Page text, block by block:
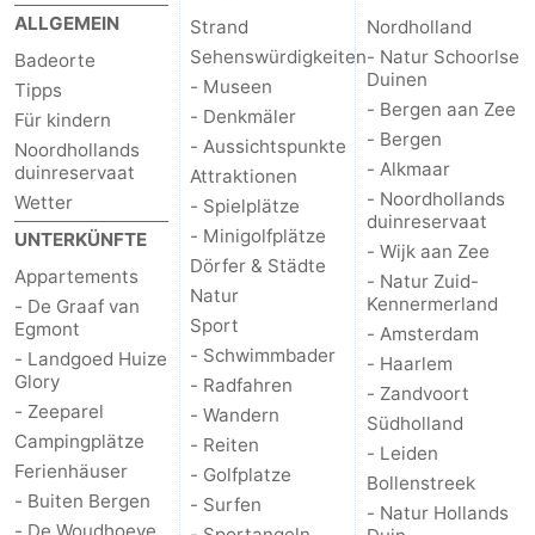
ALLGEMEIN
Badeorte
Tipps
Für kindern
Noordhollands
duinreservaat
Wetter
UNTERKÜNFTE
Appartements
- De Graaf van
Egmont
- Landgoed Huize
Glory
- Zeeparel
Campingplätze
Ferienhäuser
- Buiten Bergen
Strand
Sehenswürdigkeiten
- Museen
- Denkmäler
- Aussichtspunkte
Attraktionen
- Spielplätze
- Minigolfplätze
Dörfer & Städte
Natur
Sport
- Schwimmbader
- Radfahren
- Wandern
- Reiten
- Golfplatze
- Surfen
Nordholland
- Natur Schoorlse
Duinen
- Bergen aan Zee
- Bergen
- Alkmaar
- Noordhollands
duinreservaat
- Wijk aan Zee
- Natur Zuid-
Kennermerland
- Amsterdam
- Haarlem
- Zandvoort
Südholland
- Leiden
Bollenstreek
- Natur Hollands